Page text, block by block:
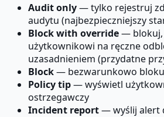
Audit only— tylko rejestruj
audytu (najbezpieczniejszy
Block with override— blokuj,
użytkownikowi na ręczne
uzasadnieniem (przydatne
Block— bezwarunkowo
Policy tip— wyświetl
ostrzegawczy
Incident report— wyślij alert